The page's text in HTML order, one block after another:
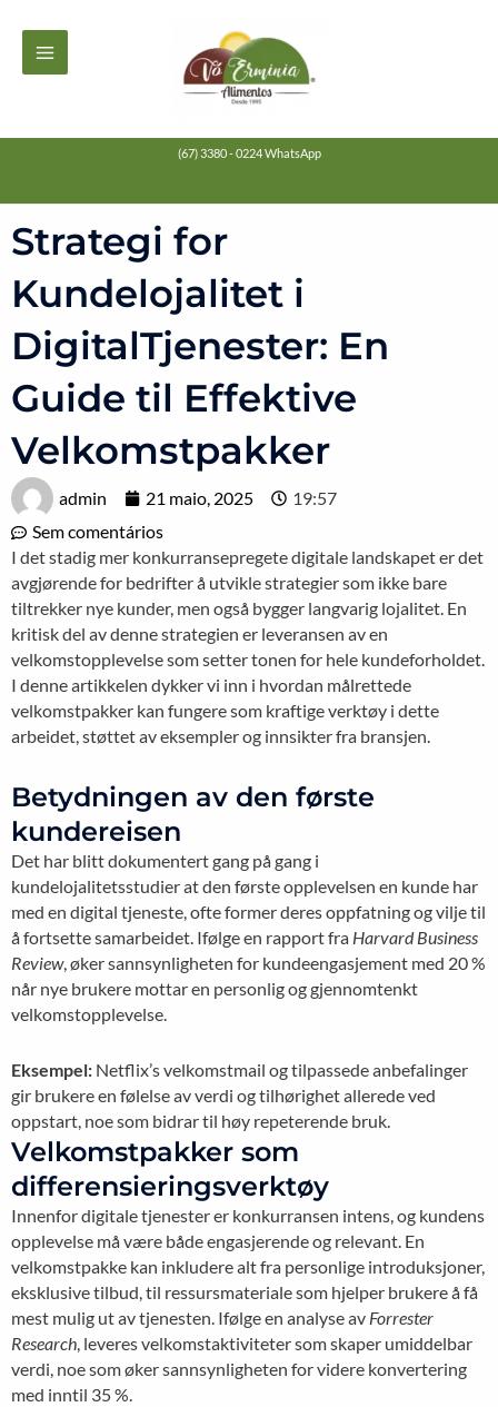
para
MENU
(67) 3380 - 0224 WhatsApp
Strategi for
Kundelojalitet i
DigitalTjenester: En
Guide til Effektive
Velkomstpakker
admin 21 maio, 2025
19:57
Sem comentários
I det stadig mer konkurransepregete digitale landskapet er det
avgjørende for bedrifter å utvikle strategier som ikke bare
tiltrekker nye kunder, men også bygger langvarig lojalitet. En
kritisk del av denne strategien er leveransen av en
velkomstopplevelse som setter tonen for hele kundeforholdet.
I denne artikkelen dykker vi inn i hvordan målrettede
velkomstpakker kan fungere som kraftige verktøy i dette
arbeidet, støttet av eksempler og innsikter fra bransjen.
Betydningen av den første
kundereisen
Det har blitt dokumentert gang på gang i
kundelojalitetsstudier at den første opplevelsen en kunde har
med en digital tjeneste, ofte former deres oppfatning og vilje til
å fortsette samarbeidet. Ifølge en rapport fra Harvard Business
Review, øker sannsynligheten for kundeengasjement med 20 %
når nye brukere mottar en personlig og gjennomtenkt
velkomstopplevelse.
Eksempel: Netflix’s velkomstmail og tilpassede anbefalinger
gir brukere en følelse av verdi og tilhørighet allerede ved
oppstart, noe som bidrar til høy repeterende bruk.
Velkomstpakker som
differensieringsverktøy
Innenfor digitale tjenester er konkurransen intens, og kundens
opplevelse må være både engasjerende og relevant. En
velkomstpakke kan inkludere alt fra personlige introduksjoner,
eksklusive tilbud, til ressursmateriale som hjelper brukere å få
mest mulig ut av tjenesten. Ifølge en analyse av Forrester
Research, leveres velkomstaktiviteter som skaper umiddelbar
verdi, noe som øker sannsynligheten for videre konvertering
med inntil 35 %.